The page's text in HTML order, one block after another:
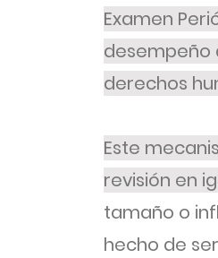
Examen
desempeño
derechos
Este
revisión en
tamaño o
hecho de